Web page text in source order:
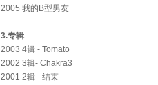
2005 我的B型男友
3.专辑
2003 4辑 - Tomato
2002 3辑- Chakra3
2001 2辑– 结束